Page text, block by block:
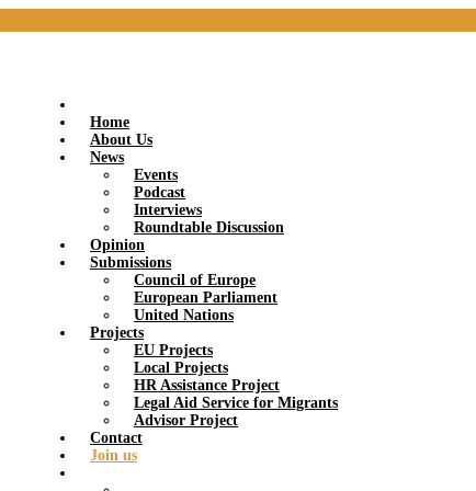
Home
About Us
News
Events
Podcast
Interviews
Roundtable Discussion
Opinion
Submissions
Council of Europe
European Parliament
United Nations
Projects
EU Projects
Local Projects
HR Assistance Project
Legal Aid Service for Migrants
Advisor Project
Contact
Join us